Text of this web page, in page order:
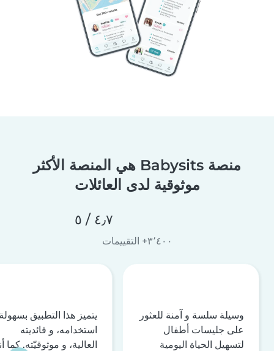
منصة Babysits هي المنصة الأكثر
موثوقية لدى العائلات
٤٫٧ / ٥
٣٬٤٠٠+ التقييمات
وسيلة سلسة و آمنة للعثور
على جليسات أطفال
لتسهيل الحياة اليومية
يتميز هذا التطبيق
استخدامه، و فائديته
العالية، و موثوقيّته. كما